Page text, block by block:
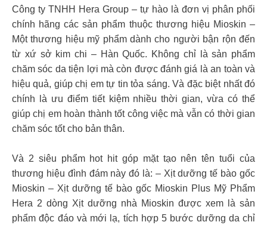
Công ty TNHH Hera Group – tự hào là đơn vị phân phối
chính hãng các sản phẩm thuộc thương hiệu Mioskin –
Một thương hiệu mỹ phẩm dành cho người bận rộn đến
từ xứ sở kim chi – Hàn Quốc. Không chỉ là sản phẩm
chăm sóc da tiện lợi mà còn được đánh giá là an toàn và
hiệu quả, giúp chị em tự tin tỏa sáng. Và đặc biệt nhất đó
chính là ưu điểm tiết kiệm nhiều thời gian, vừa có thể
giúp chị em hoàn thành tốt công việc mà vẫn có thời gian
chăm sóc tốt cho bản thân.
Và 2 siêu phẩm hot hit góp mặt tạo nên tên tuổi của
thương hiệu đình đám này đó là: – Xịt dưỡng tế bào gốc
Mioskin – Xịt dưỡng tế bào gốc Mioskin Plus Mỹ Phẩm
Hera 2 dòng Xịt dưỡng nhà Mioskin được xem là sản
phẩm độc đáo và mới lạ, tích hợp 5 bước dưỡng da chỉ